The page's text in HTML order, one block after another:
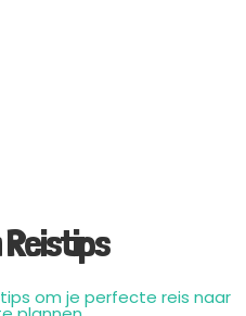
om je perfecte reis naar